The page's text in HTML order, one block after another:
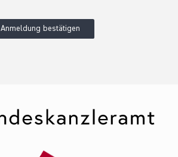
Anmeldung bestätigen